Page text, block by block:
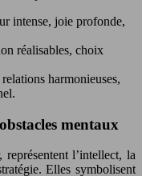
intense, joie profonde,
réalisables, choix
harmonieuses,
mentaux
l’intellect, la
Elles symbolisent